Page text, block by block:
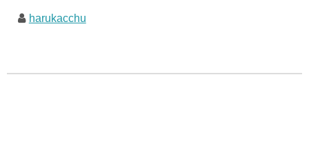
harukacchu